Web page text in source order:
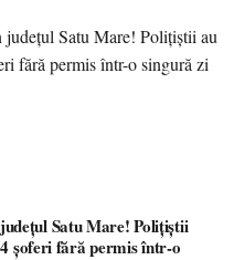
Satu Mare! Polițiștii
șoferi fără permis într-o